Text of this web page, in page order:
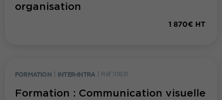
organisation
1 870€ HT
FORMATION INTER-INTRA Réf. 10831
Formation : Communication visuelle